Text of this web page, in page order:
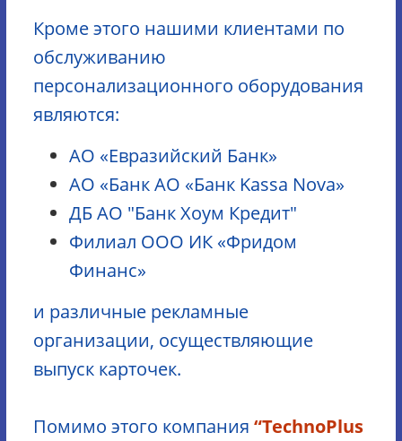
Кроме этого нашими клиентами по
обслуживанию
персонализационного оборудования
являются:
АО «Евразийский Банк»
АО «Банк АО «Банк Kassa Nova»
ДБ АО "Банк Хоум Кредит"
Филиал ООО ИК «Фридом
Финанс»
и различные рекламные
организации, осуществляющие
выпуск карточек.
Помимо этого компания “TechnoPlus